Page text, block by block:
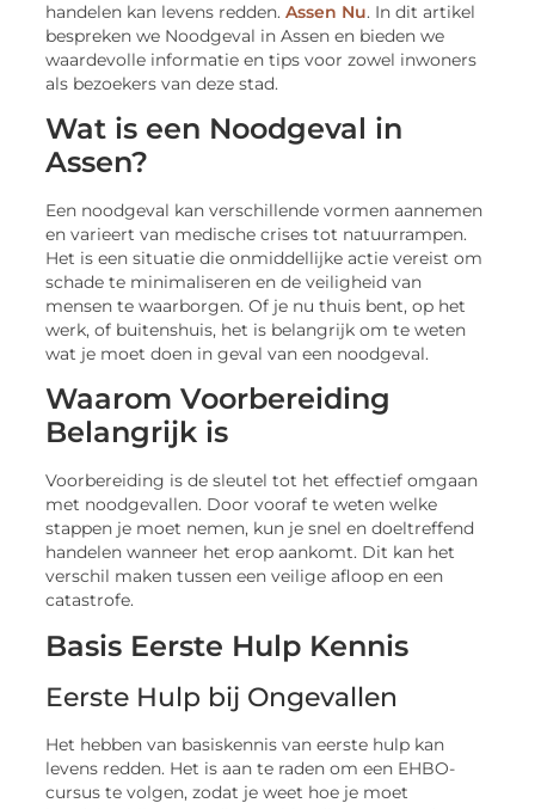
handelen kan levens redden.Assen Nu. In dit artikel
bespreken we Noodgeval in Assen en bieden we
waardevolle informatie en tips voor zowel inwoners
als bezoekers van deze stad.
Wat is een Noodgeval in
Assen?
Een noodgeval kan verschillende vormen aannemen
en varieert van medische crises tot natuurrampen.
Het is een situatie die onmiddellijke actie vereist om
schade te minimaliseren en de veiligheid van
mensen te waarborgen. Of je nu thuis bent, op het
werk, of buitenshuis, het is belangrijk om te weten
wat je moet doen in geval van een noodgeval.
Waarom Voorbereiding
Belangrijk is
Voorbereiding is de sleutel tot het effectief omgaan
met noodgevallen. Door vooraf te weten welke
stappen je moet nemen, kun je snel en doeltreffend
handelen wanneer het erop aankomt. Dit kan het
verschil maken tussen een veilige afloop en een
catastrofe.
Basis Eerste Hulp Kennis
Eerste Hulp bij Ongevallen
Het hebben van basiskennis van eerste hulp kan
levens redden. Het is aan te raden om een EHBO-
cursus te volgen, zodat je weet hoe je moet